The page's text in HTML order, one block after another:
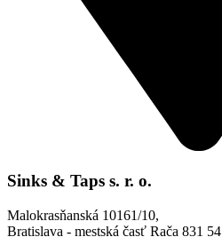
Sinks & Taps s. r. o.
Malokrasňanská 10161/10,
Bratislava - mestská časť Rača 831 54